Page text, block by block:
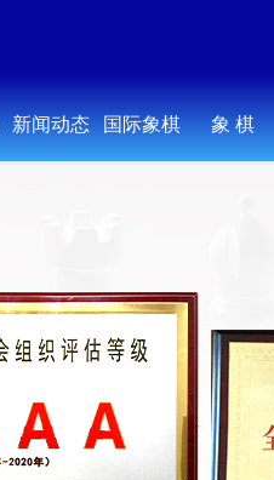
新闻动态 国际象棋 象 棋